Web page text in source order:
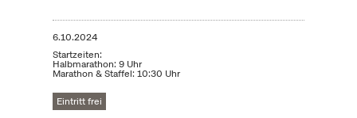
6.10.2024
Startzeiten:
Halbmarathon: 9 Uhr
Marathon & Staffel: 10:30 Uhr
Eintritt frei